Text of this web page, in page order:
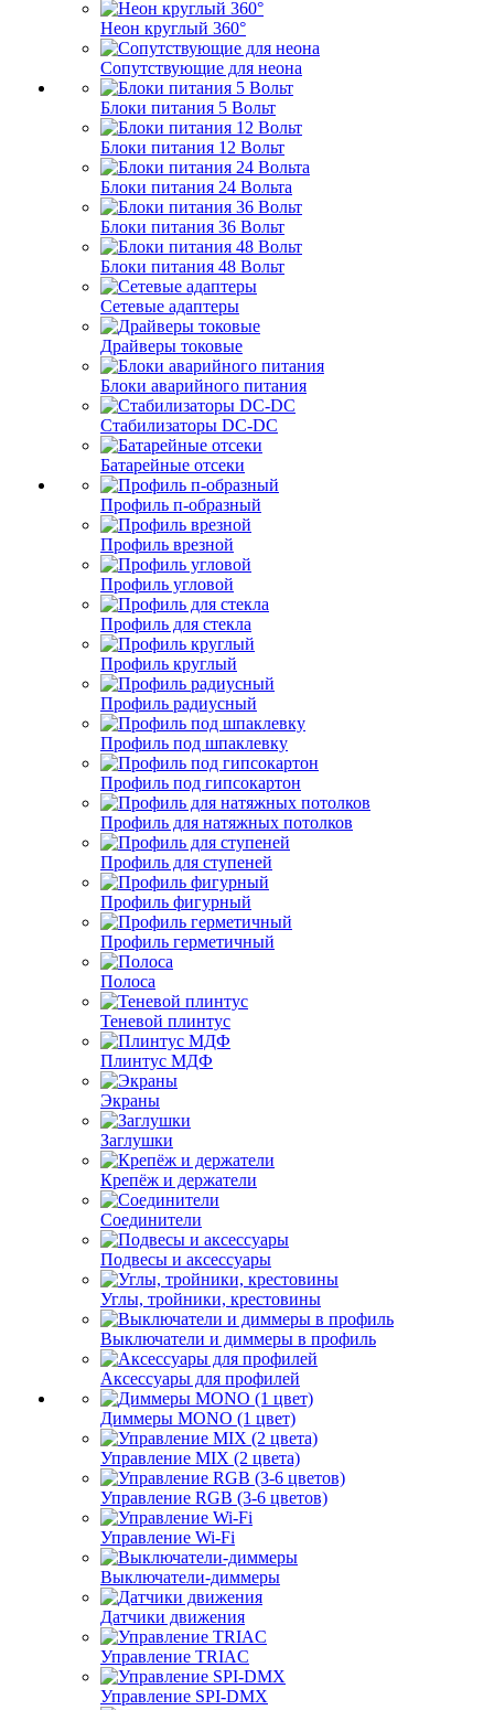
Неон круглый 360°
Сопутствующие для неона
Блоки питания 5 Вольт
Блоки питания 12 Вольт
Блоки питания 24 Вольта
Блоки питания 36 Вольт
Блоки питания 48 Вольт
Сетевые адаптеры
Драйверы токовые
Блоки аварийного питания
Стабилизаторы DC-DC
Батарейные отсеки
Профиль п-образный
Профиль врезной
Профиль угловой
Профиль для стекла
Профиль круглый
Профиль радиусный
Профиль под шпаклевку
Профиль под гипсокартон
Профиль для натяжных потолков
Профиль для ступеней
Профиль фигурный
Профиль герметичный
Полоса
Теневой плинтус
Плинтус МДФ
Экраны
Заглушки
Крепёж и держатели
Соединители
Подвесы и аксессуары
Углы, тройники, крестовины
Выключатели и диммеры в профиль
Аксессуары для профилей
Диммеры MONO (1 цвет)
Управление MIX (2 цвета)
Управление RGB (3-6 цветов)
Управление Wi-Fi
Выключатели-диммеры
Датчики движения
Управление TRIAC
Управление SPI-DMX